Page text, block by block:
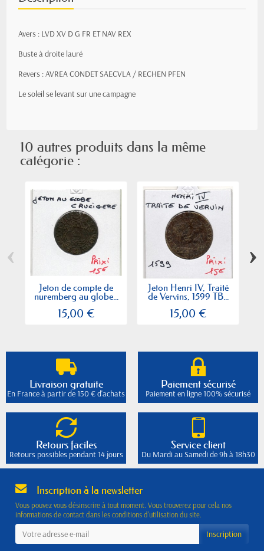
Avers : LVD XV D G FR ET NAV REX
Buste à droite lauré
Revers : AVREA CONDET SAECVLA / RECHEN PFEN
Le soleil se levant sur une campagne
10 autres produits dans la même
catégorie :
Jeton de compte de
nuremberg au globe...
15,00 €
Jeton Henri IV, Traité
de Vervins, 1599 TB...
15,00 €
‹ ›
Livraison gratuite
En France à partir de 150 € d'achats
Paiement sécurisé
Paiement en ligne 100% sécurisé
Retours faciles
Retours possibles pendant 14 jours
Service client
Du Mardi au Samedi de 9h à 18h30
Inscription à la newsletter
Vous pouvez vous désinscrire à tout moment. Vous trouverez pour cela nos
informations de contact dans les conditions d'utilisation du site.